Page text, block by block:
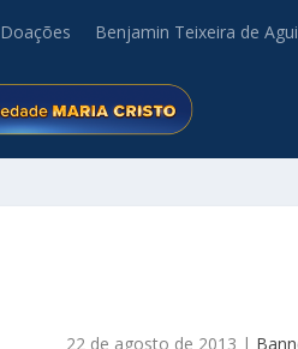
Doações Benjamin Teixeira de
22 de agosto de 2013 |